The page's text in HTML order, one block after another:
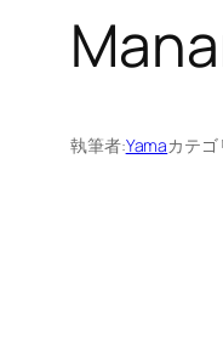
執筆者:Yamaカテゴ